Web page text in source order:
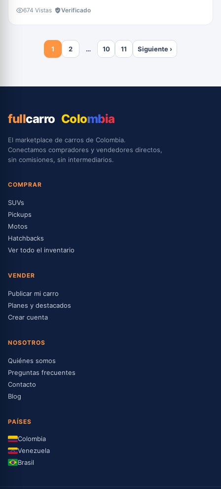
674 Vistas Verificado
1 2 … 10 11 Siguiente ›
fullcarro Colombia
El marketplace de carros de Colombia.
Conectamos compradores y vendedores directos,
sin comisiones, sin intermediarios.
COMPRAR
SUVs
Pickups
Motos
Hatchbacks
Ver todo el inventario
VENDER
Publicar mi carro
Planes y destacados
Crear cuenta
NOSOTROS
Quiénes somos
Preguntas frecuentes
Contacto
Blog
PAÍSES
Colombia
Venezuela
Brasil